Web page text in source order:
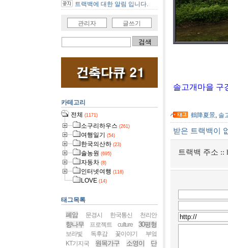
솔고개마을 구
鶴降夏景, 솔
받은 트랙백이
트랙백 주소 ::
트랙백에 대한 알림 입니다.
관리자 글쓰기
카테고리
전체 (1171)
소구리하우스 (261)
여행일기 (54)
한국의산하 (23)
솔농원 (695)
자동차 (8)
인터넷여행 (116)
LOVE (14)
태그목록
폐암 문경시 한국통신 천리안
향나무 프로젝트 culture 30평형
보라빛 독후감 꽃이야기
부엌
KT기지국
원목가구 소영이
단